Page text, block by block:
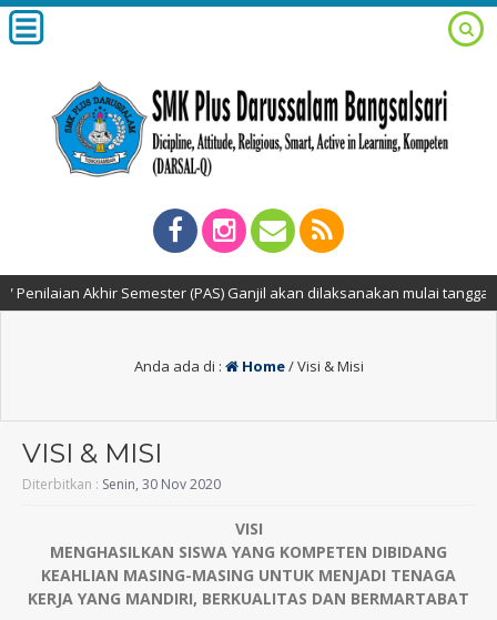
Akhir Semester (PAS) Ganjil akan dilaksanakan mulai tanggal 2 s/
Anda ada di : Home/Visi & Misi
VISI & MISI
Diterbitkan : Senin, 30 Nov 2020
VISI
MENGHASILKAN SISWA YANG KOMPETEN DIBIDANG
KEAHLIAN MASING-MASING UNTUK MENJADI TENAGA
KERJA YANG MANDIRI, BERKUALITAS DAN BERMARTABAT